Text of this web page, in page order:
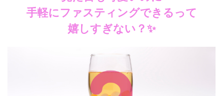
手軽にファスティングできるって
嬉しすぎない？✨